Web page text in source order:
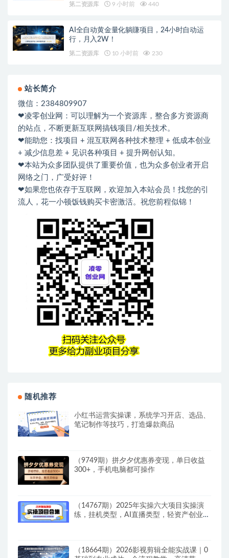
第二资源库 9 小时前 440
AI全自动黄金量化躺賺项目，24小时自动运
行，月入2W！
第二资源库 10 小时前 230
站长简介
微信：2384809907
❤凌零创业网：可以理解为一个资源库，整合多方资源商
的站点，不断更新互联网搞钱项目/相关技术。
❤能助您：找项目 + 混互联网各种技术整理 + 低成本创业
+ 减少信息差 + 见识各种项目 + 提升网创认知。
❤本站为众多团队提供了重要价值，也为众多创业者开启
网络之门，广受好评！
❤如果您也依存于互联网，欢迎加入本站会员！找您的引
流人，花一小顿饭钱购买卡密激活。祝您前程似锦！
随机推荐
小红书运营实操课，系统学习开店、选品、
笔记制作等技巧，打造爆款商品
（9749期）拼夕夕优惠券变现，单日收益
300+，手机电脑都可操作
（14767期）2025年实操六大项目实操演
练，挂机类型，AI直播类型，轻资产创业类
（18664期）2026影视剪辑全能实战课｜0